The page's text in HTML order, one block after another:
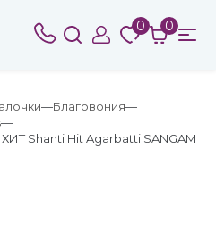
0 0
Благовония
Shanti Hit Agarbatti SANGAM